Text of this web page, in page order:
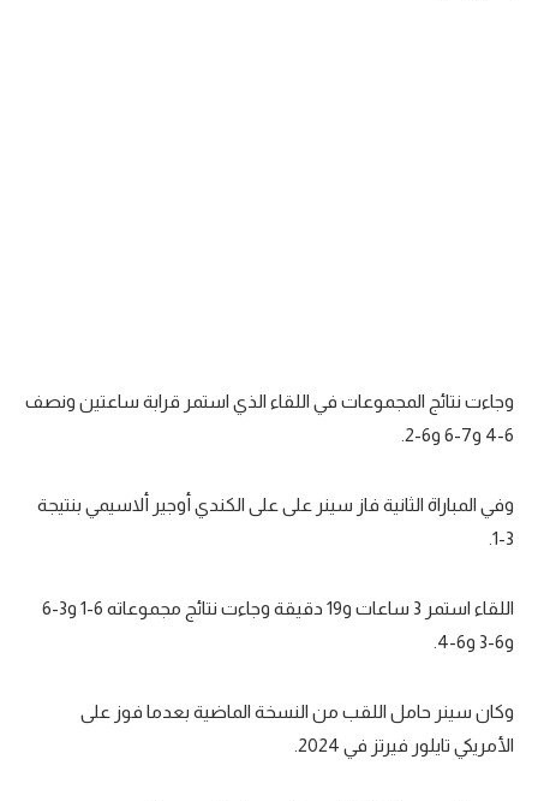
وجاءت نتائج المجموعات في اللقاء الذي استمر قرابة ساعتين ونصف
6-4 و7-6 و6-2.
وفي المباراة الثانية فاز سينر على على الكندي أوجير ألاسيمي بنتيجة
3-1.
اللقاء استمر 3 ساعات و19 دقيقة وجاءت نتائج مجموعاته 6-1 و3-6
و6-3 و6-4.
وكان سينر حامل اللقب من النسخة الماضية بعدما فوز على
الأمريكي تايلور فيرتز في 2024.